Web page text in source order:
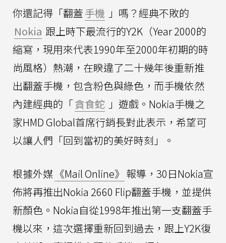
你還記得「翻蓋手機 」嗎？經典不敗的
Nokia 跟上時下最流行的Y2K（Year 2000的
縮寫，現用來代表1990年至2000年初期的時
尚風格）熱潮，在睽違了二十幾年後重新推
出翻蓋手機，包含粉色與綠色，而手機依然
內建經典的「貪食蛇 」遊戲。Nokia手機之
家HMD Global首席行銷長對此表示，希望可
以讓人們「回到當初的美好時刻」。
根據外媒 《Mail Online》 報導，30日Nokia宣
佈將再推出Nokia 2660 Flip翻蓋手機，並提供
新顏色。Nokia自從1998年推出第一支翻蓋手
機以來，這次選擇重新回到過去，跟上Y2K復